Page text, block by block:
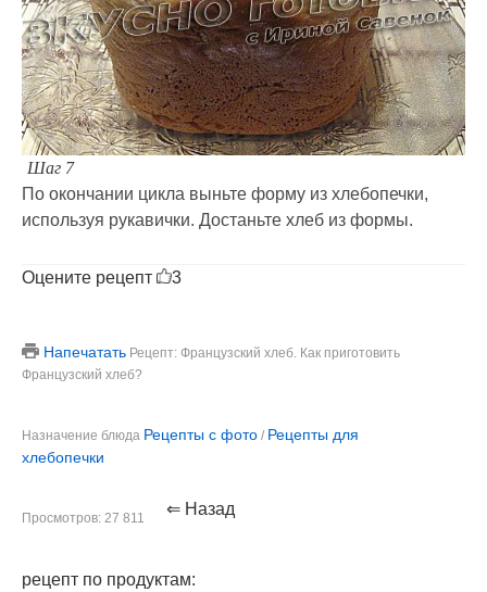
Шаг 7
По окончании цикла выньте форму из хлебопечки,
используя рукавички. Достаньте хлеб из формы.
Оцените рецепт 3
Напечатать Рецепт: Французский хлеб. Как приготовить
Французский хлеб?
Назначение блюда Рецепты с фото / Рецепты для
хлебопечки
Просмотров: 27 811 ⇐ Назад
рецепт по продуктам: